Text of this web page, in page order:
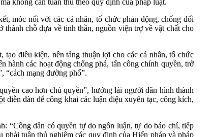
không cần tuân thủ theo quy định của pháp luật.
móc nối với các cá nhân, tổ chức phản động, chống đối
chỗ dựa về tinh thần, nguồn viện trợ về vật chất cho
điều kiện, nền tảng thuận lợi cho các cá nhân, tổ chức
các hoạt động chống phá, tấn công chính quyền, trở
“cách mạng đường phố”.
cao hơn chủ quyền”, hướng lái người dân hình thành
đàn để công khai các luận điệu xuyên tạc, công kích,
“Công dân có quyền tự do ngôn luận, tự do báo chí, tiếp
tuân thủ nghiêm các quy định của Hiến pháp và pháp